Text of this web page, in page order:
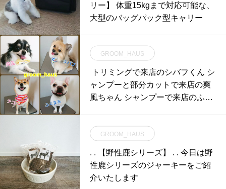
リー】 体重15kgまで対応可能な、
大型のバッグパック型キャリー
GROOM_HAUS
⁡ ⁡⁡トリミングで来店のシバフくん シ
ャンプーと部分カットで来店の爽
風ちゃん シャンプーで来店のふく
GROOM_HAUS
. . 【野性鹿シリーズ】 . . 今日は野
性鹿シリーズのジャーキーをご紹
介いたします